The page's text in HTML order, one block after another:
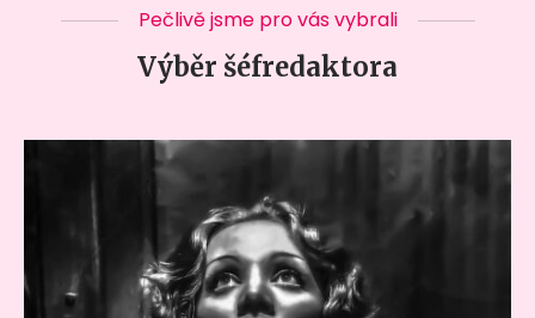
Pečlivě jsme pro vás vybrali
Výběr šéfredaktora